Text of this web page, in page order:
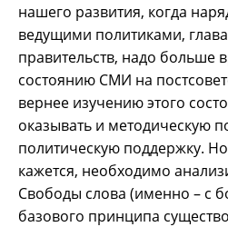
нашего развития, когда
ведущими политиками,
правительств, надо больше
состоянию СМИ на
вернее изучению этого
оказывать и методическую
политическую поддержку.
кажется, необходимо
Свободы слова (именно – с
базового принципа